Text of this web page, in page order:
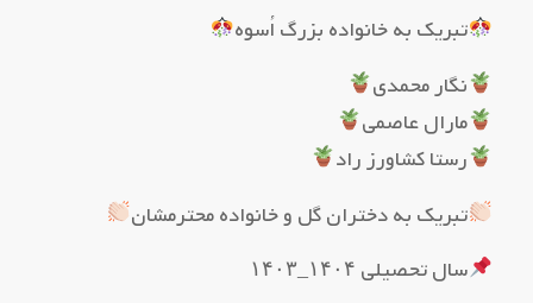
تبریک به خانواده بزرگ اُسوه
نگار محمدی
مارال عاصمی
رستا کشاورز راد
تبریک به دختران گل و خانواده محترمشان
سال تحصیلی ۱۴۰۴_۱۴۰۳